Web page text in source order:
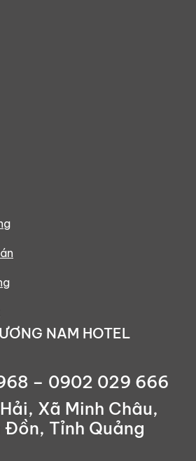
NAM HOTEL
– 0902 029 666
Xã Minh Châu,
Đồn, Tỉnh Quảng